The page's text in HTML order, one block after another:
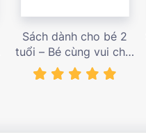
Sách dành cho bé 2
tuổi – Bé cùng vui chơi
luyện tập – Sách vui
chơi tương tác Con đã